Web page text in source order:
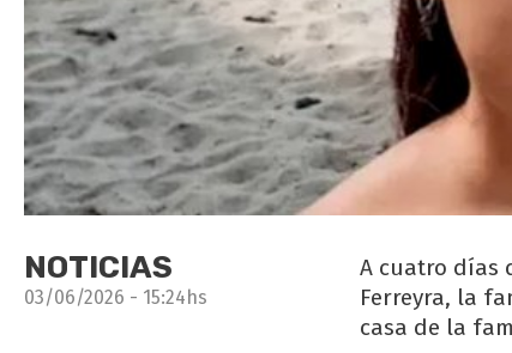
NOTICIAS
03/06/2026 - 15:24hs
A cuatro días
Ferreyra, la
casa de la